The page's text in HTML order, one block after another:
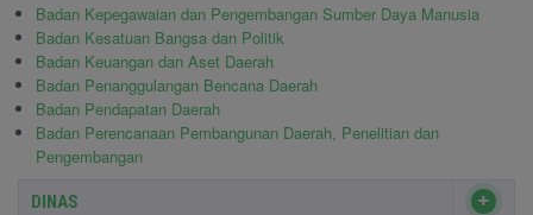
Badan Kepegawaian dan Pengembangan Sumber Daya Manusia
Badan Kesatuan Bangsa dan Politik
Badan Keuangan dan Aset Daerah
Badan Penanggulangan Bencana Daerah
Badan Pendapatan Daerah
Badan Perencanaan Pembangunan Daerah, Penelitian dan
Pengembangan
DINAS